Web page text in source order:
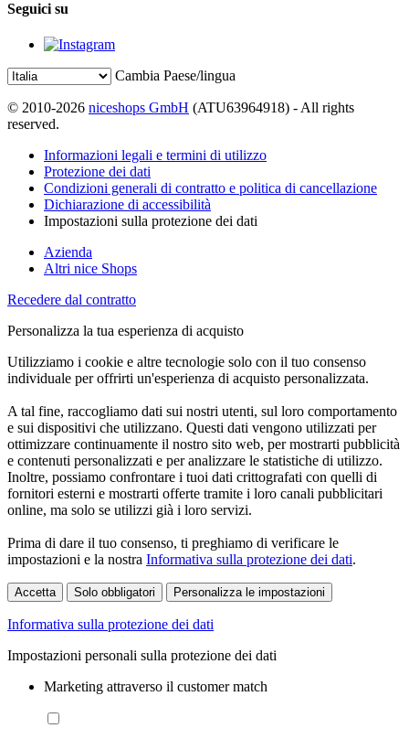
Seguici su
Cambia Paese/lingua
© 2010-2026 niceshops GmbH (ATU63964918) - All rights
reserved.
Informazioni legali e termini di utilizzo
Protezione dei dati
Condizioni generali di contratto e politica di cancellazione
Dichiarazione di accessibilità
Impostazioni sulla protezione dei dati
Azienda
Altri nice Shops
Recedere dal contratto
Personalizza la tua esperienza di acquisto
Utilizziamo i cookie e altre tecnologie solo con il tuo consenso
individuale per offrirti un'esperienza di acquisto personalizzata.
A tal fine, raccogliamo dati sui nostri utenti, sul loro comportamento
e sui dispositivi che utilizzano. Questi dati vengono utilizzati per
ottimizzare continuamente il nostro sito web, per mostrarti pubblicità
e contenuti personalizzati e per analizzare le statistiche di utilizzo.
Inoltre, possiamo confrontare i tuoi dati crittografati con quelli di
fornitori esterni e mostrarti offerte tramite i loro canali pubblicitari
online, ma solo se utilizzi già i loro servizi.
Prima di dare il tuo consenso, ti preghiamo di verificare le
impostazioni e la nostra Informativa sulla protezione dei dati.
Accetta Solo obbligatori Personalizza le impostazioni
Informativa sulla protezione dei dati
Impostazioni personali sulla protezione dei dati
Marketing attraverso il customer match